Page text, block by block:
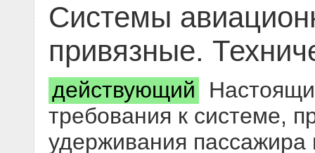
Системы
привязные.
действующий
требования к системе,
удерживания пассажира